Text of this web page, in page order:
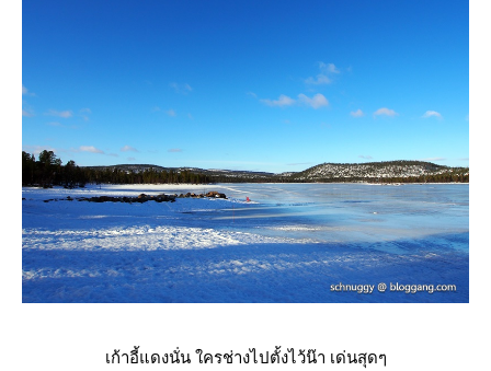
เก้าอี้แดงนั่น ใครช่างไปตั้งไว้น๊า เด่นสุดๆ